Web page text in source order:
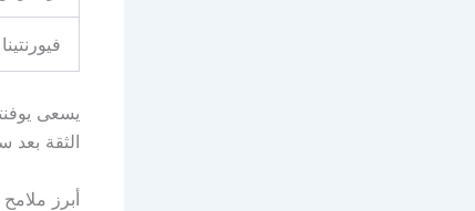
فيورنتينا
يسعى
الثقة بعد
أبرز